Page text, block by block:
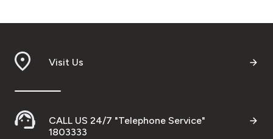
Visit Us
CALL US 24/7 "Telephone Service"
1803333